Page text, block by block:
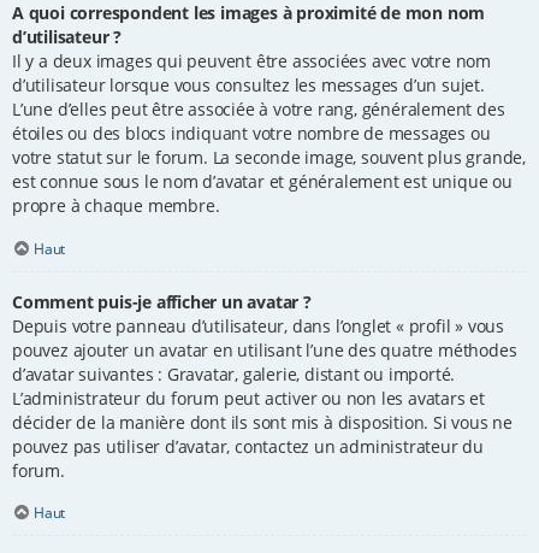
A quoi correspondent les images à proximité de mon nom
d’utilisateur ?
Il y a deux images qui peuvent être associées avec votre nom
d’utilisateur lorsque vous consultez les messages d’un sujet.
L’une d’elles peut être associée à votre rang, généralement des
étoiles ou des blocs indiquant votre nombre de messages ou
votre statut sur le forum. La seconde image, souvent plus grande,
est connue sous le nom d’avatar et généralement est unique ou
propre à chaque membre.
Haut
Comment puis-je afficher un avatar ?
Depuis votre panneau d’utilisateur, dans l’onglet « profil » vous
pouvez ajouter un avatar en utilisant l’une des quatre méthodes
d’avatar suivantes : Gravatar, galerie, distant ou importé.
L’administrateur du forum peut activer ou non les avatars et
décider de la manière dont ils sont mis à disposition. Si vous ne
pouvez pas utiliser d’avatar, contactez un administrateur du
forum.
Haut